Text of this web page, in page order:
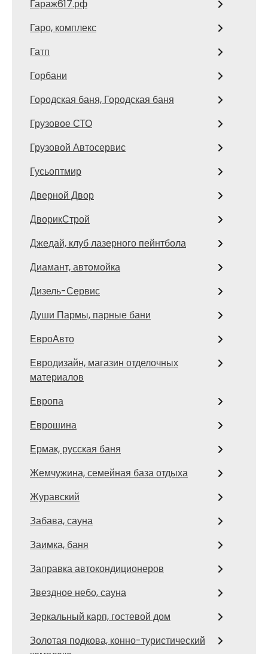
Гараж617.рф
Гаро, комплекс
Гатп
Горбани
Городская баня, Городская баня
Грузовое СТО
Грузовой Автосервис
Гусьоптмир
Дверной Двор
ДворикСтрой
Джедай, клуб лазерного пейнтбола
Диамант, автомойка
Дизель-Сервис
Души Пармы, парные бани
ЕвроАвто
Евродизайн, магазин отделочных
материалов
Европа
Еврошина
Ермак, русская баня
Жемчужина, семейная база отдыха
Журавский
Забава, сауна
Заимка, баня
Заправка автокондиционеров
Звездное небо, сауна
Зеркальный карп, гостевой дом
Золотая подкова, конно-туристический